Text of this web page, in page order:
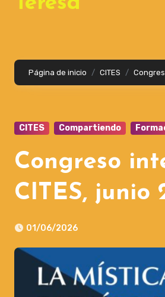
Página de inicio CITES
CITES Compartiendo
Congreso
CITES, junio
01/06/2026